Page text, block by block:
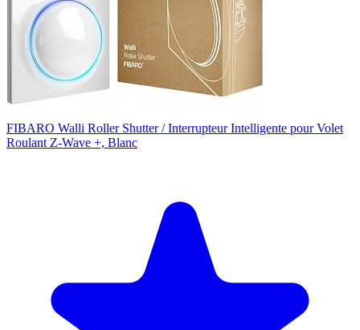
FIBARO Walli Roller Shutter / Interrupteur Intelligente pour Volet
Roulant Z-Wave +, Blanc